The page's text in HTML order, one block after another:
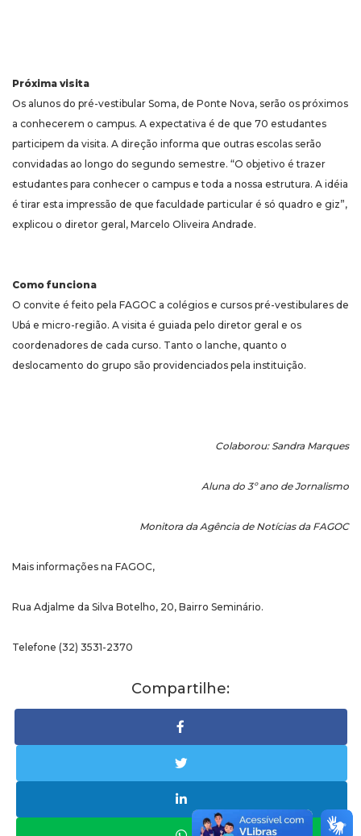
Próxima visita
Os alunos do pré-vestibular Soma, de Ponte Nova, serão os próximos
a conhecerem o campus. A expectativa é de que 70 estudantes
participem da visita. A direção informa que outras escolas serão
convidadas ao longo do segundo semestre. “O objetivo é trazer
estudantes para conhecer o campus e toda a nossa estrutura. A idéia
é tirar esta impressão de que faculdade particular é só quadro e giz”,
explicou o diretor geral, Marcelo Oliveira Andrade.
Como funciona
O convite é feito pela FAGOC a colégios e cursos pré-vestibulares de
Ubá e micro-região. A visita é guiada pelo diretor geral e os
coordenadores de cada curso. Tanto o lanche, quanto o
deslocamento do grupo são providenciados pela instituição.
Colaborou: Sandra Marques
Aluna do 3º ano de Jornalismo
Monitora da Agência de Notícias da FAGOC
Mais informações na FAGOC,
Rua Adjalme da Silva Botelho, 20, Bairro Seminário.
Telefone (32) 3531-2370
Compartilhe: